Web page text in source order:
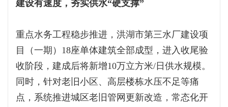
建设有速度，夯实供水“硬支撑”
重点水务工程稳步推进，洪湖市第三水厂建设项
目（一期）18座单体建筑全部成型，进入收尾验
收阶段，建成后将新增10万立方米/日供水规模。
同时，针对老旧小区、高层楼栋水压不足等痛
点，系统推进城区老旧管网更新改造，常态化开